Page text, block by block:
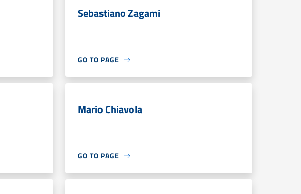
Sebastiano Zagami
GO TO PAGE
Mario Chiavola
GO TO PAGE